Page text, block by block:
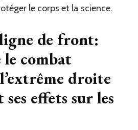
le corps et la science.
de front:
combat
droite
effets sur les